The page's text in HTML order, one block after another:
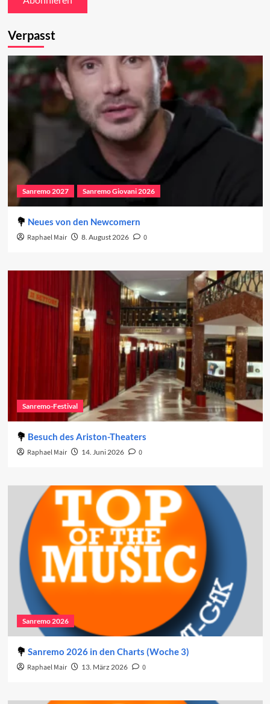
Verpasst
Sanremo 2027 Sanremo Giovani 2026
Neues von den Newcomern
Raphael Mair 8. August 2026 0
Sanremo-Festival
Besuch des Ariston-Theaters
Raphael Mair 14. Juni 2026 0
Sanremo 2026
Sanremo 2026 in den Charts (Woche 3)
Raphael Mair 13. März 2026 0